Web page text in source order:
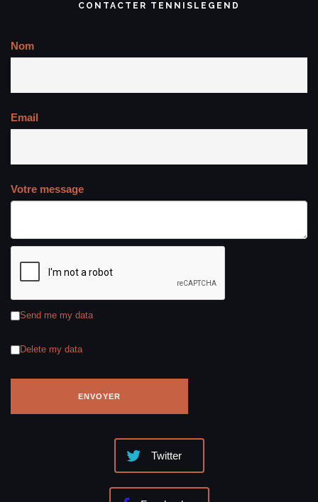
CONTACTER TENNISLEGEND
Nom
Email
Votre message
Send me my data
Delete my data
Twitter